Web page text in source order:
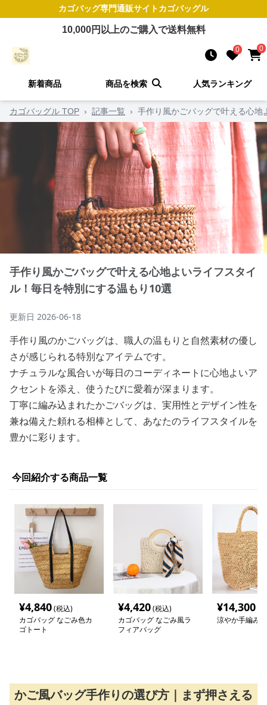
カゴバッグ専門通販サイトカゴバッグル
10,000円以上のご購入で送料無料
0 0
新着商品 商品を検索 人気ランキング
カゴバッグル TOP › 記事一覧 › 手作り風かごバッグで叶える心
手作り風かごバッグで叶える心地よいライフスタイ
ル！毎日を特別にする温もり10選
更新日 2026-06-18
手作り風のかごバッグは、職人の温もりと自然素材の優し
さが感じられる特別なアイテムです。
ナチュラルな風合いが毎日のコーディネートに心地よいア
クセントを添え、使うたびに愛着が深まります。
丁寧に編み込まれたかごバッグは、実用性とデザイン性を
兼ね備えた頼れる相棒として、あなたのライフスタイルを
豊かに彩ります。
今回紹介する商品一覧
¥4,840(税込)
カゴバッグ なごみ色カ
ゴトート
¥4,420(税込)
カゴバッグ なごみ風ラ
フィアバッグ
¥14,300
涼やか手編み
かご風バッグ手作りの選び方｜まず押さえる